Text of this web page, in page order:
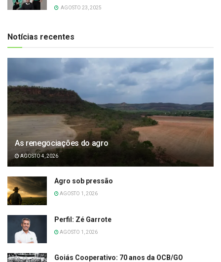
AGOSTO 23, 2025
Notícias recentes
As renegociações do agro
AGOSTO 4, 2026
Agro sob pressão
AGOSTO 1, 2026
Perfil: Zé Garrote
AGOSTO 1, 2026
Goiás Cooperativo: 70 anos da OCB/GO